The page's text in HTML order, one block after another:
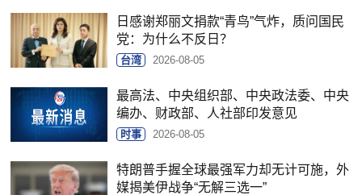
日感谢郑丽文捐款“青鸟”气炸，质问国民
党：为什么不反日？
台湾 2026-08-05
最高法、中央组织部、中央政法委、中央
编办、财政部、人社部印发意见
时事 2026-08-05
特朗普手握全球最强军力却无计可施，外
媒揭美伊战争“无解三选一”